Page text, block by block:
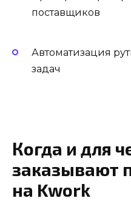
поставщиков
Автоматизация
задач
Когда и для
заказывают
на Kwork